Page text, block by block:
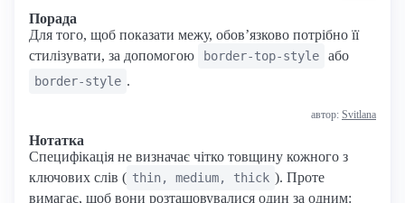
Порада
Для того, щоб показати межу, обов’язково потрібно її
стилізувати, за допомогою
border-top-style або
border-style .
автор: Svitlana
Нотатка
Специфікація не визначає чітко товщину кожного з
ключових слів ( thin, medium, thick ). Проте
вимагає, щоб вони розташовувалися один за одним: